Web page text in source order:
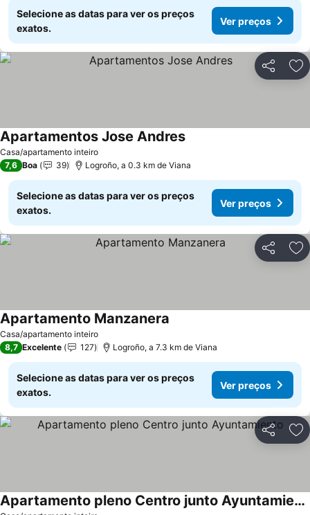
Selecione as datas para ver os preços
exatos.
Ver preços
Partilhar
Casa/apartamento inteiro
Apartamentos Jose Andres
7,6 Boa 39 Logroño, a 0.3 km de Viana
Selecione as datas para ver os preços
exatos.
Ver preços
Partilhar
Casa/apartamento inteiro
Apartamento Manzanera
8,7 Excelente 127 Logroño, a 7.3 km de Viana
Selecione as datas para ver os preços
exatos.
Ver preços
Partilhar
Apartamento pleno Centro junto Ayuntamiento